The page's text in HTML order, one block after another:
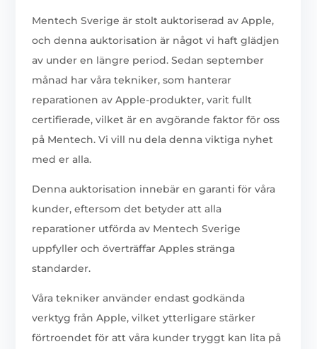
Mentech Sverige är stolt auktoriserad av Apple,
och denna auktorisation är något vi haft glädjen
av under en längre period. Sedan september
månad har våra tekniker, som hanterar
reparationen av Apple-produkter, varit fullt
certifierade, vilket är en avgörande faktor för oss
på Mentech. Vi vill nu dela denna viktiga nyhet
med er alla.
Denna auktorisation innebär en garanti för våra
kunder, eftersom det betyder att alla
reparationer utförda av Mentech Sverige
uppfyller och överträffar Apples stränga
standarder.
Våra tekniker använder endast godkända
verktyg från Apple, vilket ytterligare stärker
förtroendet för att våra kunder tryggt kan lita på